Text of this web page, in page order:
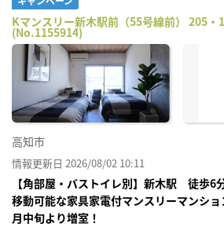
Kマンスリー新木駅前（55号線前） 205・
(No.1155914)
高知市
情報更新日 2026/08/02 10:11
【角部屋・バストイレ別】新木駅 徒歩
移動可能な家具家電付マンスリーマンシ
月中旬より増室！